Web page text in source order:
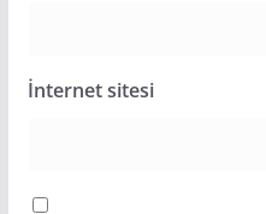
İnternet sitesi